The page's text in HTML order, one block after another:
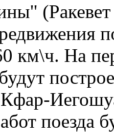
км\ч. На
поезда